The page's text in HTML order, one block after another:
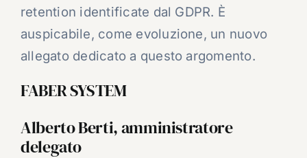
retention identificate dal GDPR. È
auspicabile, come evoluzione, un nuovo
allegato dedicato a questo argomento.
FABER SYSTEM
Alberto Berti, amministratore
delegato